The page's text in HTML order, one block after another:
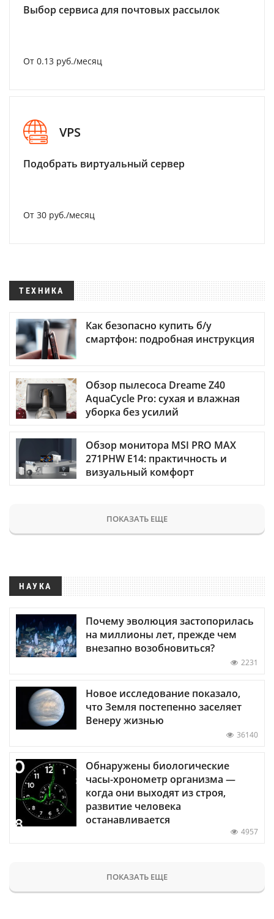
Выбор сервиса для почтовых рассылок
От 0.13 руб./месяц
VPS
Подобрать виртуальный сервер
От 30 руб./месяц
ТЕХНИКА
Как безопасно купить б/у
смартфон: подробная инструкция
Обзор пылесоса Dreame Z40
AquaCycle Pro: сухая и влажная
уборка без усилий
Обзор монитора MSI PRO MAX
271PHW E14: практичность и
визуальный комфорт
ПОКАЗАТЬ ЕЩЕ
НАУКА
Почему эволюция застопорилась
на миллионы лет, прежде чем
внезапно возобновиться?
2231
Новое исследование показало,
что Земля постепенно заселяет
Венеру жизнью
36140
Обнаружены биологические
часы-хронометр организма —
когда они выходят из строя,
развитие человека
останавливается
4957
ПОКАЗАТЬ ЕЩЕ